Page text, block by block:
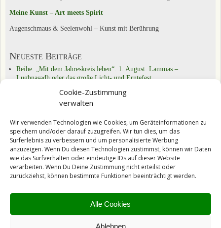
Cookie-Zustimmung
verwalten
Wir verwenden Technologien wie Cookies, um Geräteinformationen zu
speichern und/oder darauf zuzugreifen. Wir tun dies, um das
Surferlebnis zu verbessern und um personalisierte Werbung
anzuzeigen. Wenn Du diesen Technologien zustimmst, können wir Daten
wie das Surfverhalten oder eindeutige IDs auf dieser Website
verarbeiten. Wenn Du Deine Zustimmung nicht erteilst oder
zurückziehst, können bestimmte Funktionen beeinträchtigt werden.
Alle Cookies
Ablehnen
Meine Kunst – Art meets Spirit
Augenschmaus & Seelenwohl – Kunst mit Berührung
Neueste Beiträge
Reihe: „Mit dem Jahreskreis leben“: 1. August: Lammas –
Lughnasadh oder das große Licht- und Erntefest
alte Bräuche weiter leben
Reihe „Mit dem Jahreskreis leben“: Beltane: Walpurgisnacht, Feuer-,
Kategorien
Das Tun & Üben(22)
Reihe „Übungen und Experimente für die ganze Familie“
Inspirationen(9)
Mein Tagebuch(30)
Schon entdeckt?(29)
Reihe "Mit Kindern wachsen"(7)